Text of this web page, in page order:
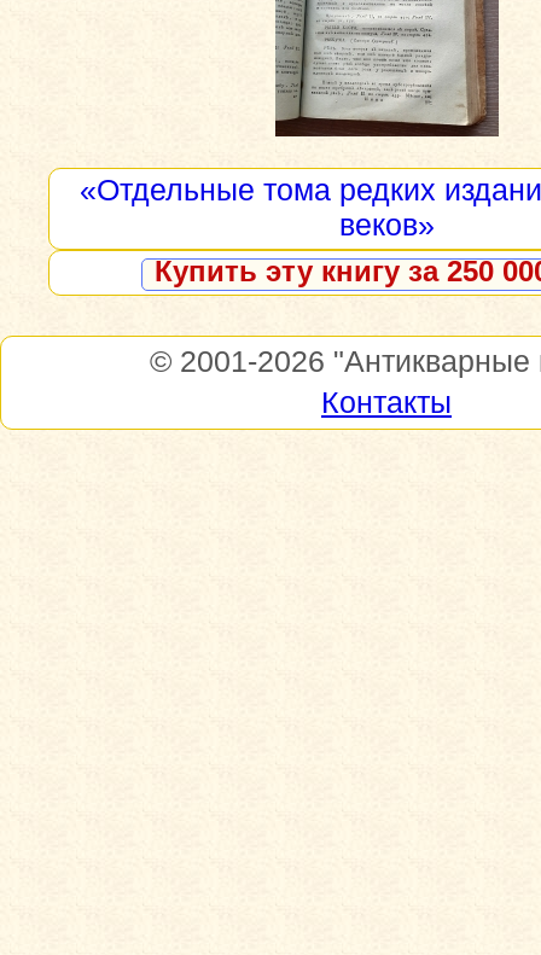
«Отдельные тома редких
веков»
Купить эту книгу за 250
© 2001-2026 "Антикварные
Контакты